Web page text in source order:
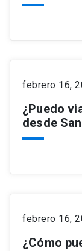
febrero 16,
¿Puedo
desde
febrero 16,
¿Cómo